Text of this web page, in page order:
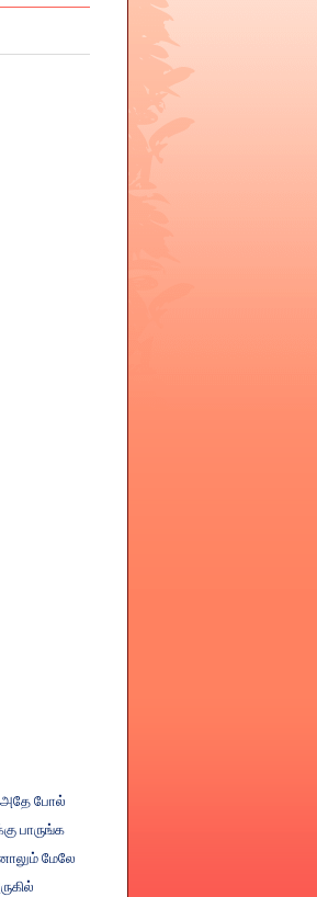
அதே போல்
பாருங்க
மேலே